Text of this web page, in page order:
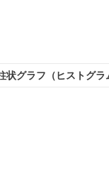
状グラフ（ヒストグラ